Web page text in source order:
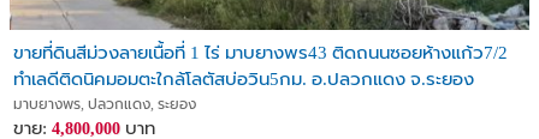
ขายที่ดินสีม่วงลายเนื้อที่ 1 ไร่ มาบยางพร43 ติดถนนซอยห้างแก้ว7/2
ทำเลดีติดนิคมอมตะใกล้โลตัสบ่อวิน5กม. อ.ปลวกแดง จ.ระยอง
มาบยางพร, ปลวกแดง, ระยอง
ขาย: 4,800,000 บาท